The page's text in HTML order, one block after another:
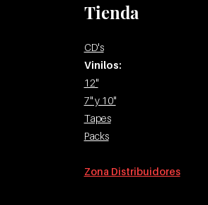
Tienda
CD's
Vinilos:
12"
7" y 10"
Tapes
Packs
Zona Distribuidores